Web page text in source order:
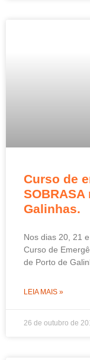
Curso de
Galinhas.
Nos dias 20, 21
Curso de
de Porto de
LEIA MAIS »
26 de outubro de